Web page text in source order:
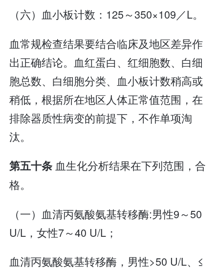
（六）血小板计数：125～350×109／L。
血常规检查结果要结合临床及地区差异作
出正确结论。血红蛋白、红细胞数、白细
胞总数、白细胞分类、血小板计数稍高或
稍低，根据所在地区人体正常值范围，在
排除器质性病变的前提下，不作单项淘
汰。
第五十条血生化分析结果在下列范围，合
格。
（一）血清丙氨酸氨基转移酶:男性9～50
U/L，女性7～40 U/L；
血清丙氨酸氨基转移酶，男性>50 U/L、≤